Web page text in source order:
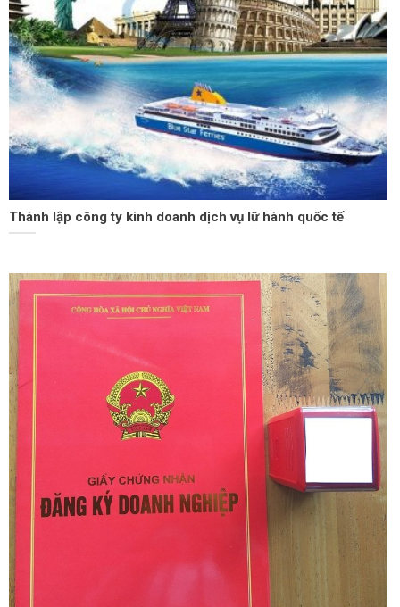
Thành lập công ty kinh doanh dịch vụ lữ hành quốc tế